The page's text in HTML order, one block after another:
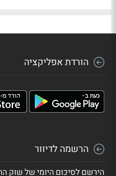
הורדת אפליקציה
הרשמה לדיוור
הירשם לסיכום היומי של שוק